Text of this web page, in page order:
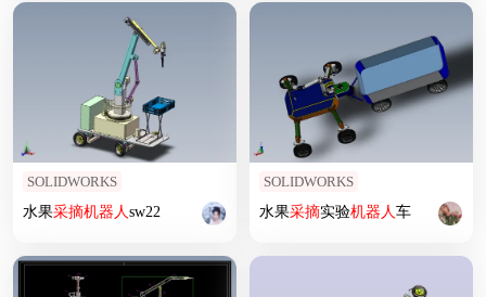
SOLIDWORKS
水果采摘机器人sw22
SOLIDWORKS
水果采摘实验机器人车